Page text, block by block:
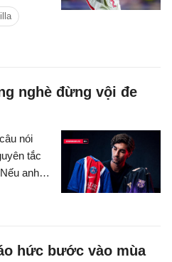
nghè đừng vội đe
nói
tắc
anh
FC
ích với
hức bước vào mùa